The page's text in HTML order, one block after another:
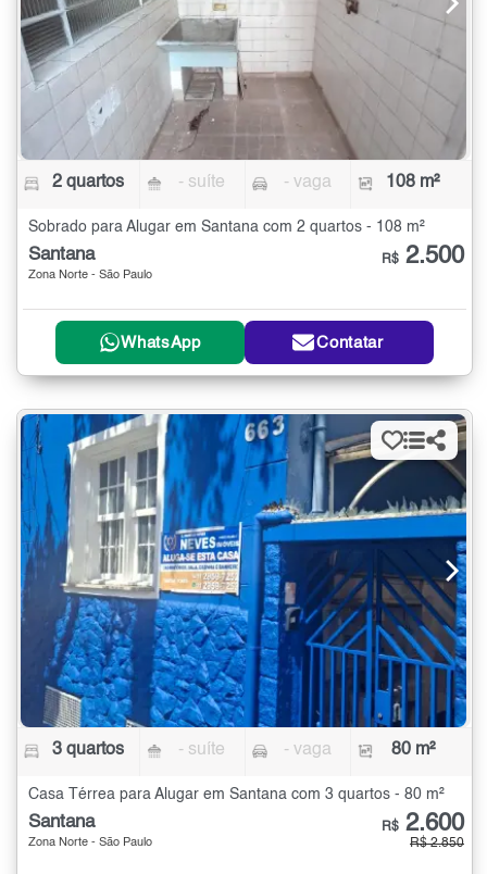
2 quartos - suíte - vaga 108 m²
Sobrado para Alugar em Santana com 2 quartos - 108 m²
Santana
Zona Norte - São Paulo
R$ 2.500
WhatsApp Contatar
3 quartos - suíte - vaga 80 m²
Casa Térrea para Alugar em Santana com 3 quartos - 80 m²
Santana
Zona Norte - São Paulo
R$ 2.600
R$ 2.850